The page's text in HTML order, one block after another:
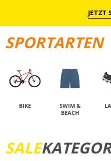
JETZT
SPORTARTEN
BIKE
SWIM &
BEACH
JETZT
SALE